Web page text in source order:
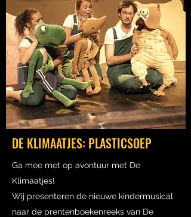
DE KLIMAATJES: PLASTICSOEP
Ga mee met op avontuur met De
Klimaatjes!
Wij presenteren de nieuwe kindermusical
naar de prentenboekenreeks van De